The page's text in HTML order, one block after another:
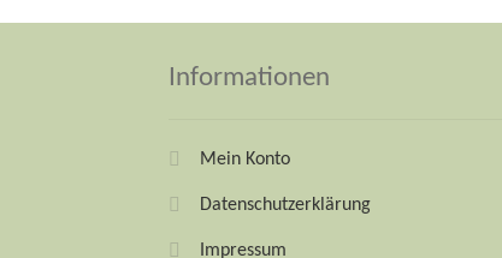
Informationen
Mein Konto
Datenschutzerklärung
Impressum